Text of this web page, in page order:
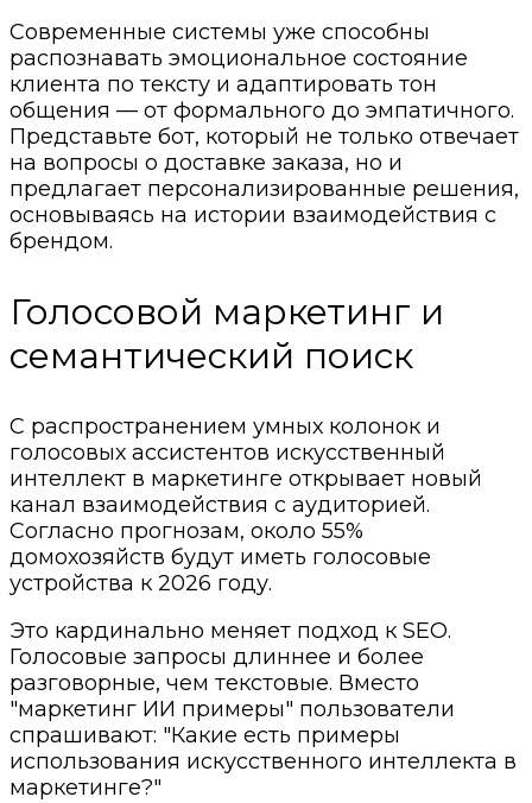
Современные системы уже способны
распознавать эмоциональное состояние
клиента по тексту и адаптировать тон
общения — от формального до эмпатичного.
Представьте бот, который не только отвечает
на вопросы о доставке заказа, но и
предлагает персонализированные решения,
основываясь на истории взаимодействия с
брендом.
Голосовой маркетинг и
семантический поиск
С распространением умных колонок и
голосовых ассистентов искусственный
интеллект в маркетинге открывает новый
канал взаимодействия с аудиторией.
Согласно прогнозам, около 55%
домохозяйств будут иметь голосовые
устройства к 2026 году.
Это кардинально меняет подход к SEO.
Голосовые запросы длиннее и более
разговорные, чем текстовые. Вместо
"маркетинг ИИ примеры" пользователи
спрашивают: "Какие есть примеры
использования искусственного интеллекта в
маркетинге?"